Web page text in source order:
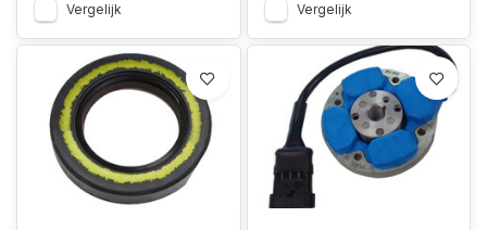
Vergelijk Vergelijk